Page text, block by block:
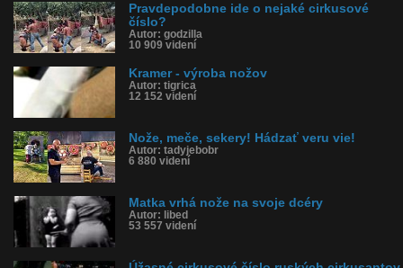
Pravdepodobne ide o nejaké cirkusové
číslo?
Autor: godzilla
10 909 videní
Kramer - výroba nožov
Autor: tigrica
12 152 videní
Nože, meče, sekery! Hádzať veru vie!
Autor: tadyjebobr
6 880 videní
Matka vrhá nože na svoje dcéry
Autor: libed
53 557 videní